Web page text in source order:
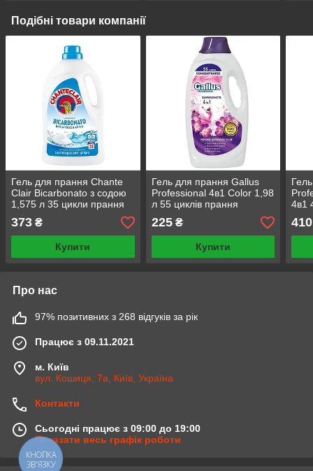
Подібні товари компанії
Гель для прання Chante
Clair Bicarbonato з содою
1,575 л 35 цикли прання
373 ₴
Купити
Гель для прання Gallus
Professional 4в1 Color 1,98
л 55 циклів прання
225₴
Купити
4в1
410
Про нас
97% позитивних з 268 відгуків за рік
Працює з 09.11.2021
м. Київ
вул. Кошиця, 7а, Київ, Україна
Контакти
Сьогодні працює з 09:00 до 19:00
Показати весь графік роботи
КНОПКА
ЗВ'ЯЗКУ